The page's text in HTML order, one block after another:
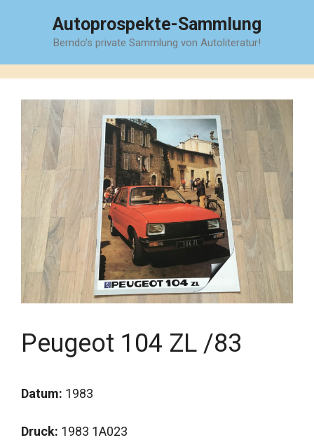
Autoprospekte-Sammlung
Berndo's private Sammlung von Autoliteratur!
Peugeot 104 ZL /83
Datum: 1983
Druck: 1983 1A023